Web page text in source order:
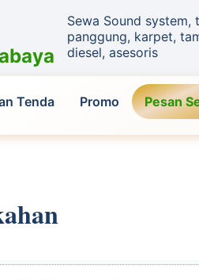
Sewa Sound system,
panggung, karpet,
diesel, asesoris
Tenda Promo Pesan